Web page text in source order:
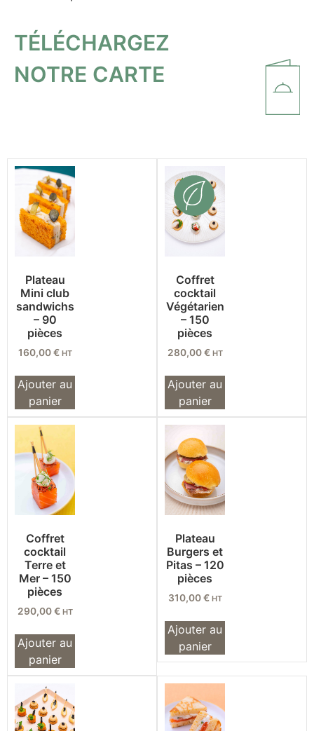
TÉLÉCHARGEZ
NOTRE CARTE
Plateau
Mini club
sandwichs
– 90
pièces
160,00€ HT
Ajouter au
panier
Coffret
cocktail
Végétarien
– 150
pièces
280,00€ HT
Ajouter au
panier
Coffret
cocktail
Terre et
Mer – 150
pièces
290,00€ HT
Ajouter au
panier
Plateau
Burgers et
Pitas – 120
pièces
310,00€ HT
Ajouter au
panier